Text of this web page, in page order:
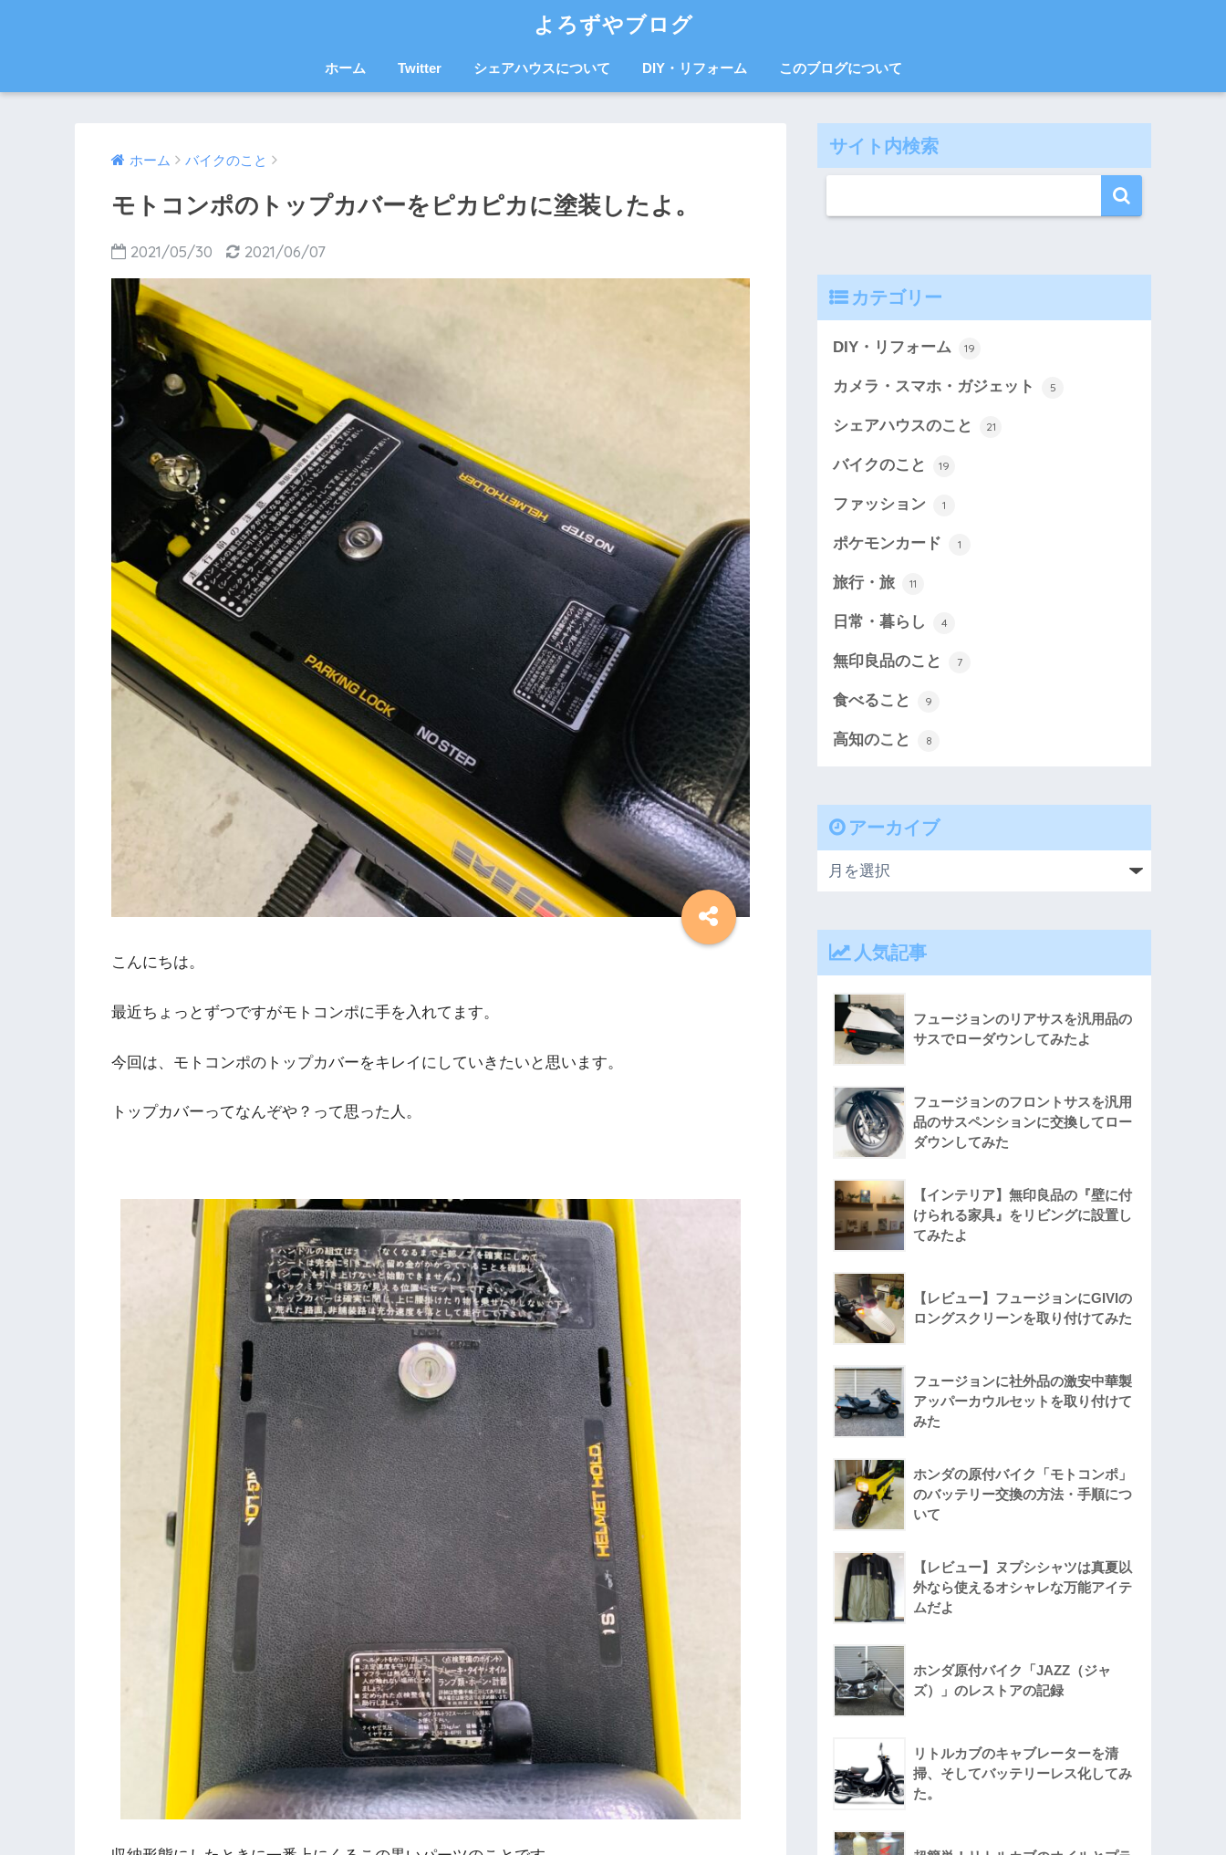
よろずやブログ
ホーム Twitter シェアハウスについて DIY・リフォーム このブログについて
ホーム バイクのこと
モトコンポのトップカバーをピカピカに塗装したよ。
2021/05/30 2021/06/07
こんにちは。
最近ちょっとずつですがモトコンポに手を入れてます。
今回は、モトコンポのトップカバーをキレイにしていきたいと思います。
トップカバーってなんぞや？って思った人。
サイト内検索
カテゴリー
DIY・リフォーム 19
カメラ・スマホ・ガジェット 5
シェアハウスのこと 21
バイクのこと 19
ファッション 1
ポケモンカード 1
旅行・旅 11
日常・暮らし 4
無印良品のこと 7
食べること 9
高知のこと 8
アーカイブ
人気記事
フュージョンのリアサスを汎用品の
サスでローダウンしてみたよ
フュージョンのフロントサスを汎用
品のサスペンションに交換してロー
ダウンしてみた
【インテリア】無印良品の『壁に付
けられる家具』をリビングに設置し
てみたよ
【レビュー】フュージョンにGIVIの
ロングスクリーンを取り付けてみた
フュージョンに社外品の激安中華製
アッパーカウルセットを取り付けて
みた
ホンダの原付バイク「モトコンポ」
のバッテリー交換の方法・手順につ
いて
【レビュー】ヌプシシャツは真夏以
外なら使えるオシャレな万能アイテ
ムだよ
ホンダ原付バイク「JAZZ（ジャ
ズ）」のレストアの記録
リトルカブのキャブレーターを清
掃、そしてバッテリーレス化してみ
た。